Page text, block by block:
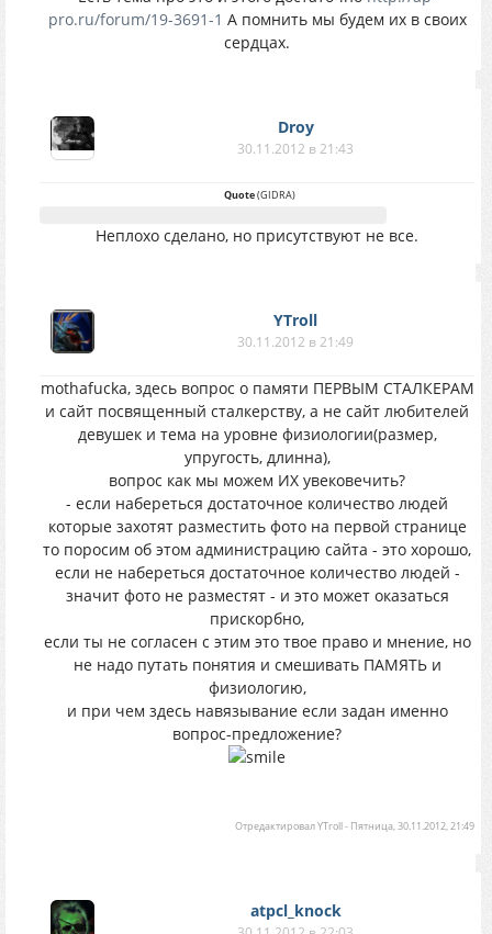
pro.ru/forum/19-3691-1 А помнить мы будем их в своих
сердцах.
Droy
30.11.2012 в 21:43
Quote(GIDRA)
Неплохо сделано, но присутствуют не все.
YTroll
30.11.2012 в 21:49
mothafucka, здесь вопрос о памяти ПЕРВЫМ СТАЛКЕРАМ
и сайт посвященный сталкерству, а не сайт любителей
девушек и тема на уровне физиологии(размер,
упругость, длинна),
вопрос как мы можем ИХ увековечить?
- если набереться достаточное количество людей
которые захотят разместить фото на первой странице
то поросим об этом администрацию сайта - это хорошо,
если не набереться достаточное количество людей -
значит фото не разместят - и это может оказаться
прискорбно,
если ты не согласен с этим это твое право и мнение, но
не надо путать понятия и смешивать ПАМЯТЬ и
физиологию,
и при чем здесь навязывание если задан именно
вопрос-предложение?
ОтредактировалYTroll- Пятница, 30.11.2012, 21:49
atpcl_knock